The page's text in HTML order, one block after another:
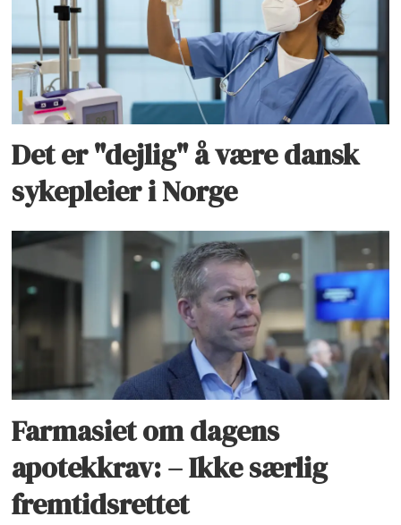
Det er "dejlig" å være dansk
sykepleier i Norge
Farmasiet om dagens
apotekkrav: – Ikke særlig
fremtidsrettet